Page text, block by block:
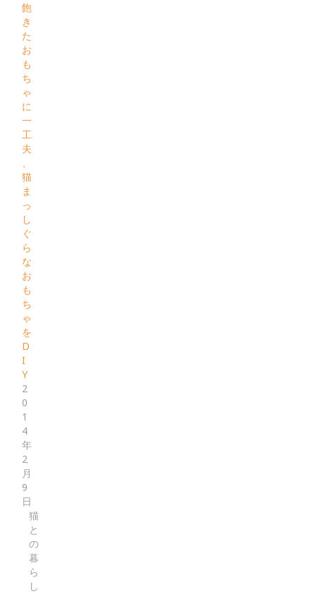
飽
き
た
お
も
ち
ゃ
に
一
工
夫
、
猫
ま
っ
し
ぐ
ら
な
お
も
ち
ゃ
を
D
I
Y
2
0
1
4
年
2
月
9
日
猫
と
の
暮
ら
し